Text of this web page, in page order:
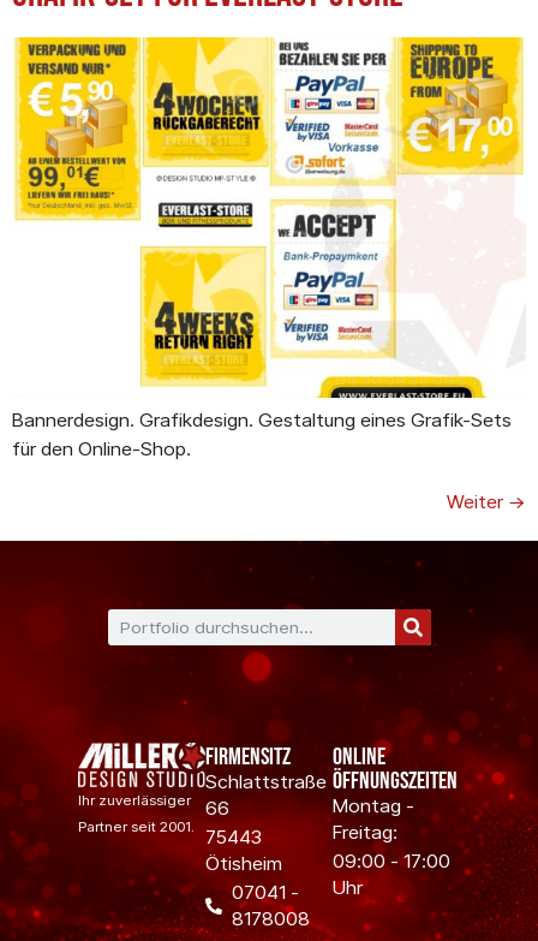
Bannerdesign. Grafikdesign. Gestaltung eines Grafik-Sets
für den Online-Shop.
Weiter →
Ihr zuverlässiger
Partner seit 2001.
Firmensitz
Schlattstraße
66
75443
Ötisheim
07041 -
8178008
Online
Öffnungszeiten
Montag -
Freitag:
09:00 - 17:00
Uhr